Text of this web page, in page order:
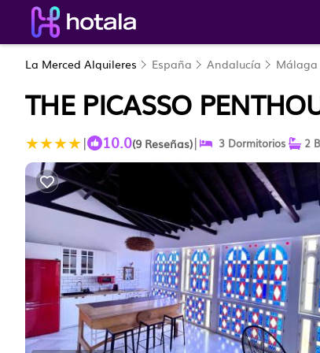
La Merced Alquileres España Andalucía Málaga
THE PICASSO
| 10.0(9 Reseñas)| 3 Dormitorios 2